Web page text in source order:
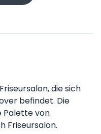
die sich
befindet. Die
Palette von
Friseursalon.